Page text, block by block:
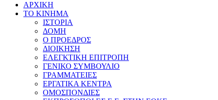
ΑΡΧΙΚΗ
ΤΟ ΚΙΝΗΜΑ
ΙΣΤΟΡΙΑ
ΔΟΜΗ
Ο ΠΡΟΕΔΡΟΣ
ΔΙΟΙΚΗΣΗ
ΕΛΕΓΚΤΙΚΗ ΕΠΙΤΡΟΠΗ
ΓΕΝΙΚΟ ΣΥΜΒΟΥΛΙΟ
ΓΡΑΜΜΑΤΕΙΕΣ
ΕΡΓΑΤΙΚΑ ΚΕΝΤΡΑ
ΟΜΟΣΠΟΝΔΙΕΣ